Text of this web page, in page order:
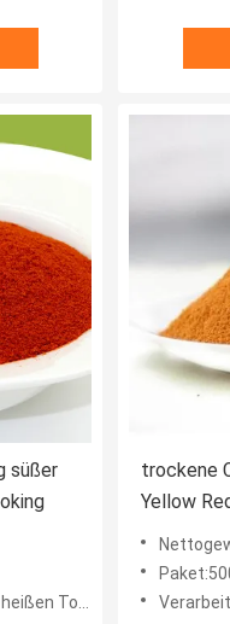
süßer
Weihrauchtopfes
trockene
Yellow